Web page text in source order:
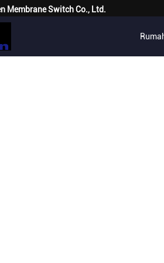
Membrane Switch Co., Ltd.